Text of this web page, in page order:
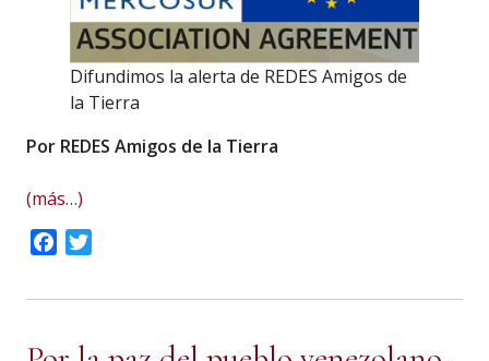
Difundimos la alerta de REDES Amigos de
la Tierra
Por REDES Amigos de la Tierra
(más…)
Facebook